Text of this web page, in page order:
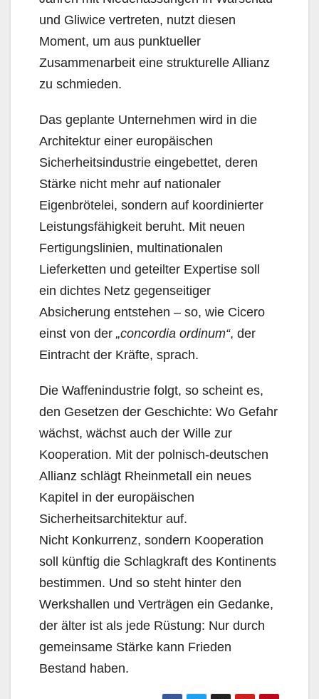
und Gliwice vertreten, nutzt diesen
Moment, um aus punktueller
Zusammenarbeit eine strukturelle Allianz
zu schmieden.
Das geplante Unternehmen wird in die
Architektur einer europäischen
Sicherheitsindustrie eingebettet, deren
Stärke nicht mehr auf nationaler
Eigenbrötelei, sondern auf koordinierter
Leistungsfähigkeit beruht. Mit neuen
Fertigungslinien, multinationalen
Lieferketten und geteilter Expertise soll
ein dichtes Netz gegenseitiger
Absicherung entstehen – so, wie Cicero
einst von der „concordia ordinum“, der
Eintracht der Kräfte, sprach.
Die Waffenindustrie folgt, so scheint es,
den Gesetzen der Geschichte: Wo Gefahr
wächst, wächst auch der Wille zur
Kooperation. Mit der polnisch-deutschen
Allianz schlägt Rheinmetall ein neues
Kapitel in der europäischen
Sicherheitsarchitektur auf.
Nicht Konkurrenz, sondern Kooperation
soll künftig die Schlagkraft des Kontinents
bestimmen. Und so steht hinter den
Werkshallen und Verträgen ein Gedanke,
der älter ist als jede Rüstung: Nur durch
gemeinsame Stärke kann Frieden
Bestand haben.